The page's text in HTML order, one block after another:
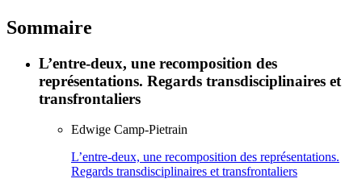
Sommaire
L’entre-deux, une recomposition des
représentations. Regards transdisciplinaires et
transfrontaliers
Edwige Camp-Pietrain
L’entre-deux, une recomposition des représentations.
Regards transdisciplinaires et transfrontaliers